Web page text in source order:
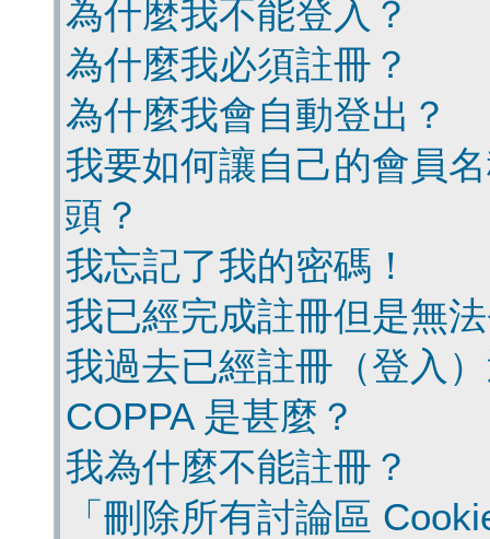
為什麼我不能登入？
為什麼我必須註冊？
為什麼我會自動登出？
我要如何讓自己的會員
頭？
我忘記了我的密碼！
我已經完成註冊但是無
我過去已經註冊（登入
COPPA 是甚麼？
我為什麼不能註冊？
「刪除所有討論區